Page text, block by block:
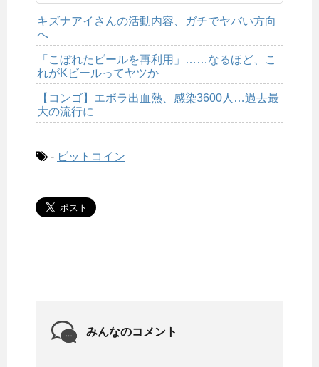
キズナアイさんの活動内容、ガチでヤバい方向
へ
「こぼれたビールを再利用」……なるほど、こ
れがKビールってヤツか
【コンゴ】エボラ出血熱、感染3600人…過去最
大の流行に
- ビットコイン
みんなのコメント